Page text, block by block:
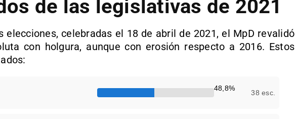
de las legislativas de 2021
elecciones, celebradas el 18 de abril de 2021, el MpD revalidó
con holgura, aunque con erosión respecto a 2016. Estos
48,8%
38 esc.